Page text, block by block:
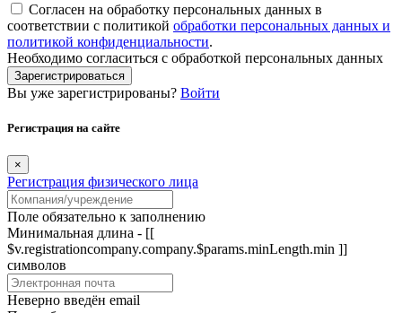
Согласен на обработку персональных данных в
соответствии с политикой обработки персональных данных и
политикой конфиденциальности.
Необходимо согласиться с обработкой персональных данных
Зарегистрироваться
Вы уже зарегистрированы? Войти
Регистрация на сайте
×
Регистрация физического лица
Поле обязательно к заполнению
Минимальная длина - [[
$v.registrationcompany.company.$params.minLength.min ]]
символов
Неверно введён email